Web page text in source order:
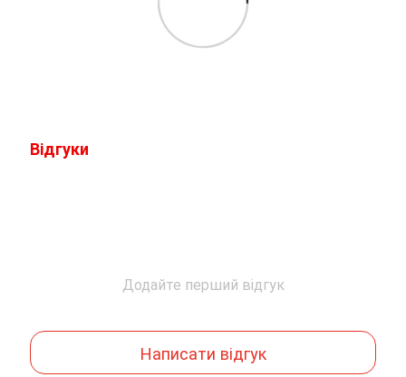
Відгуки
Додайте перший відгук
Написати відгук